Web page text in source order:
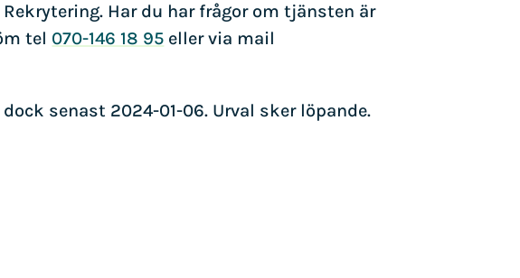
Har du har frågor om tjänsten är
tel 070-146 18 95 eller via mail
senast 2024-01-06. Urval sker löpande.